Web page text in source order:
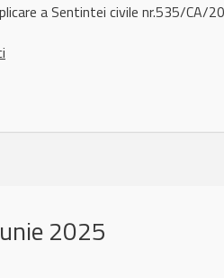
a Sentintei civile nr.535/CA/
2025